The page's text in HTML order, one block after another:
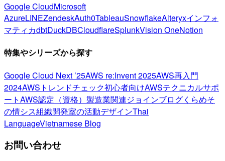
Google CloudMicrosoft
AzureLINEZendeskAuth0TableauSnowflakeAlteryxインフォ
マティカdbtDuckDBCloudflareSplunkVision OneNotion
特集やシリーズから探す
Google Cloud Next ’25AWS re:Invent 2025AWS再入門
2024AWSトレンドチェック初心者向けAWSテクニカルサポ
ートAWS認定（資格） 製造業関連ジョインブログくらめそ
の情シス組織開発室の活動デザインThai
LanguageVietnamese Blog
お問い合わせ